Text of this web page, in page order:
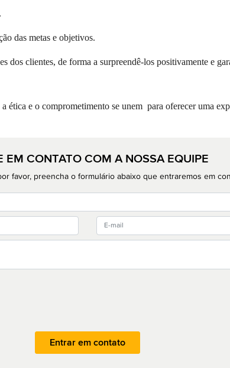
das metas e objetivos.
dos clientes, de forma a surpreendê-los positivamente e
a ética e o comprometimento se unem para oferecer uma
EM CONTATO COM A NOSSA EQUIPE
favor, preencha o formulário abaixo que entraremos em
Entrar em contato